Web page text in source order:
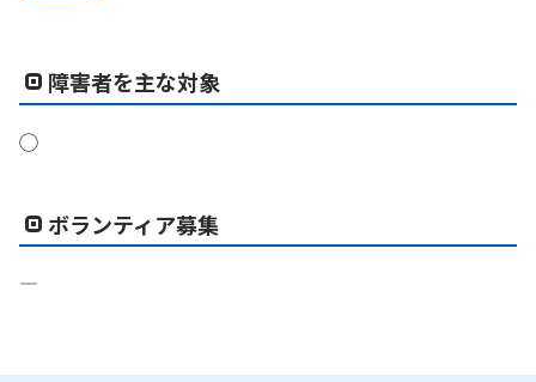
障害者を主な対象
◯
ボランティア募集
―